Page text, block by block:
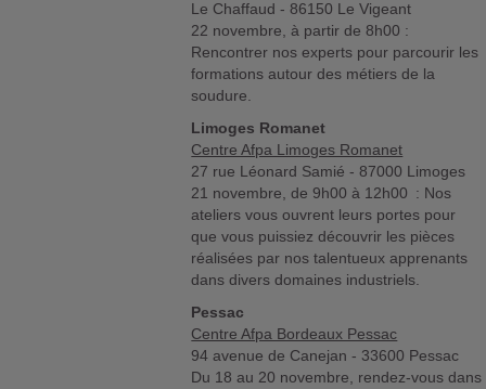
Le Chaffaud - 86150 Le Vigeant
22 novembre, à partir de 8h00 :
Rencontrer nos experts pour parcourir les
formations autour des métiers de la
soudure.
Limoges Romanet
Centre Afpa Limoges Romanet
27 rue Léonard Samié - 87000 Limoges
21 novembre, de 9h00 à 12h00 : Nos
ateliers vous ouvrent leurs portes pour
que vous puissiez découvrir les pièces
réalisées par nos talentueux apprenants
dans divers domaines industriels.
Pessac
Centre Afpa Bordeaux Pessac
94 avenue de Canejan - 33600 Pessac
Du 18 au 20 novembre, rendez-vous dans